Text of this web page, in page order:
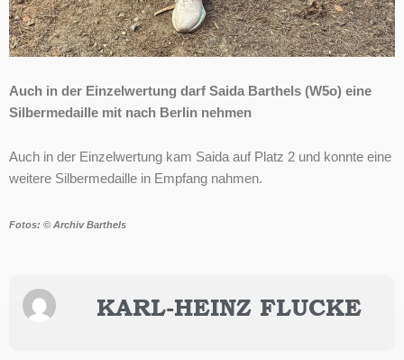
Auch in der Einzelwertung darf Saida Barthels (W5o) eine
Silbermedaille mit nach Berlin nehmen
Auch in der Einzelwertung kam Saida auf Platz 2 und konnte eine
weitere Silbermedaille in Empfang nahmen.
Fotos: © Archiv Barthels
KARL-HEINZ FLUCKE